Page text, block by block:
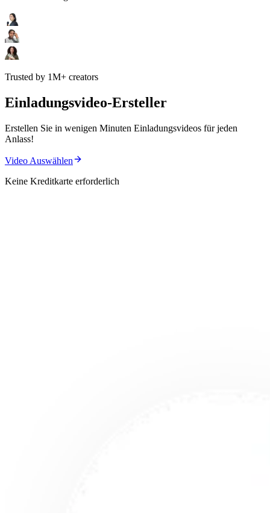
Trusted by 1M+ creators
Einladungsvideo-Ersteller
Erstellen Sie in wenigen Minuten Einladungsvideos für jeden
Anlass!
Video Auswählen
Keine Kreditkarte erforderlich